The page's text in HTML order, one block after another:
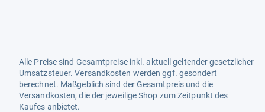
Alle Preise sind Gesamtpreise inkl. aktuell geltender gesetzlicher
Umsatzsteuer. Versandkosten werden ggf. gesondert
berechnet. Maßgeblich sind der Gesamtpreis und die
Versandkosten, die der jeweilige Shop zum Zeitpunkt des
Kaufes anbietet.